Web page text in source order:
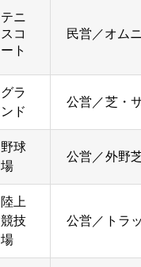
テニ
スコ
ート
民営／オム
グラ
ンド
公営／芝・
野球
場
公営／外野
陸上
競技
場
公営／トラ